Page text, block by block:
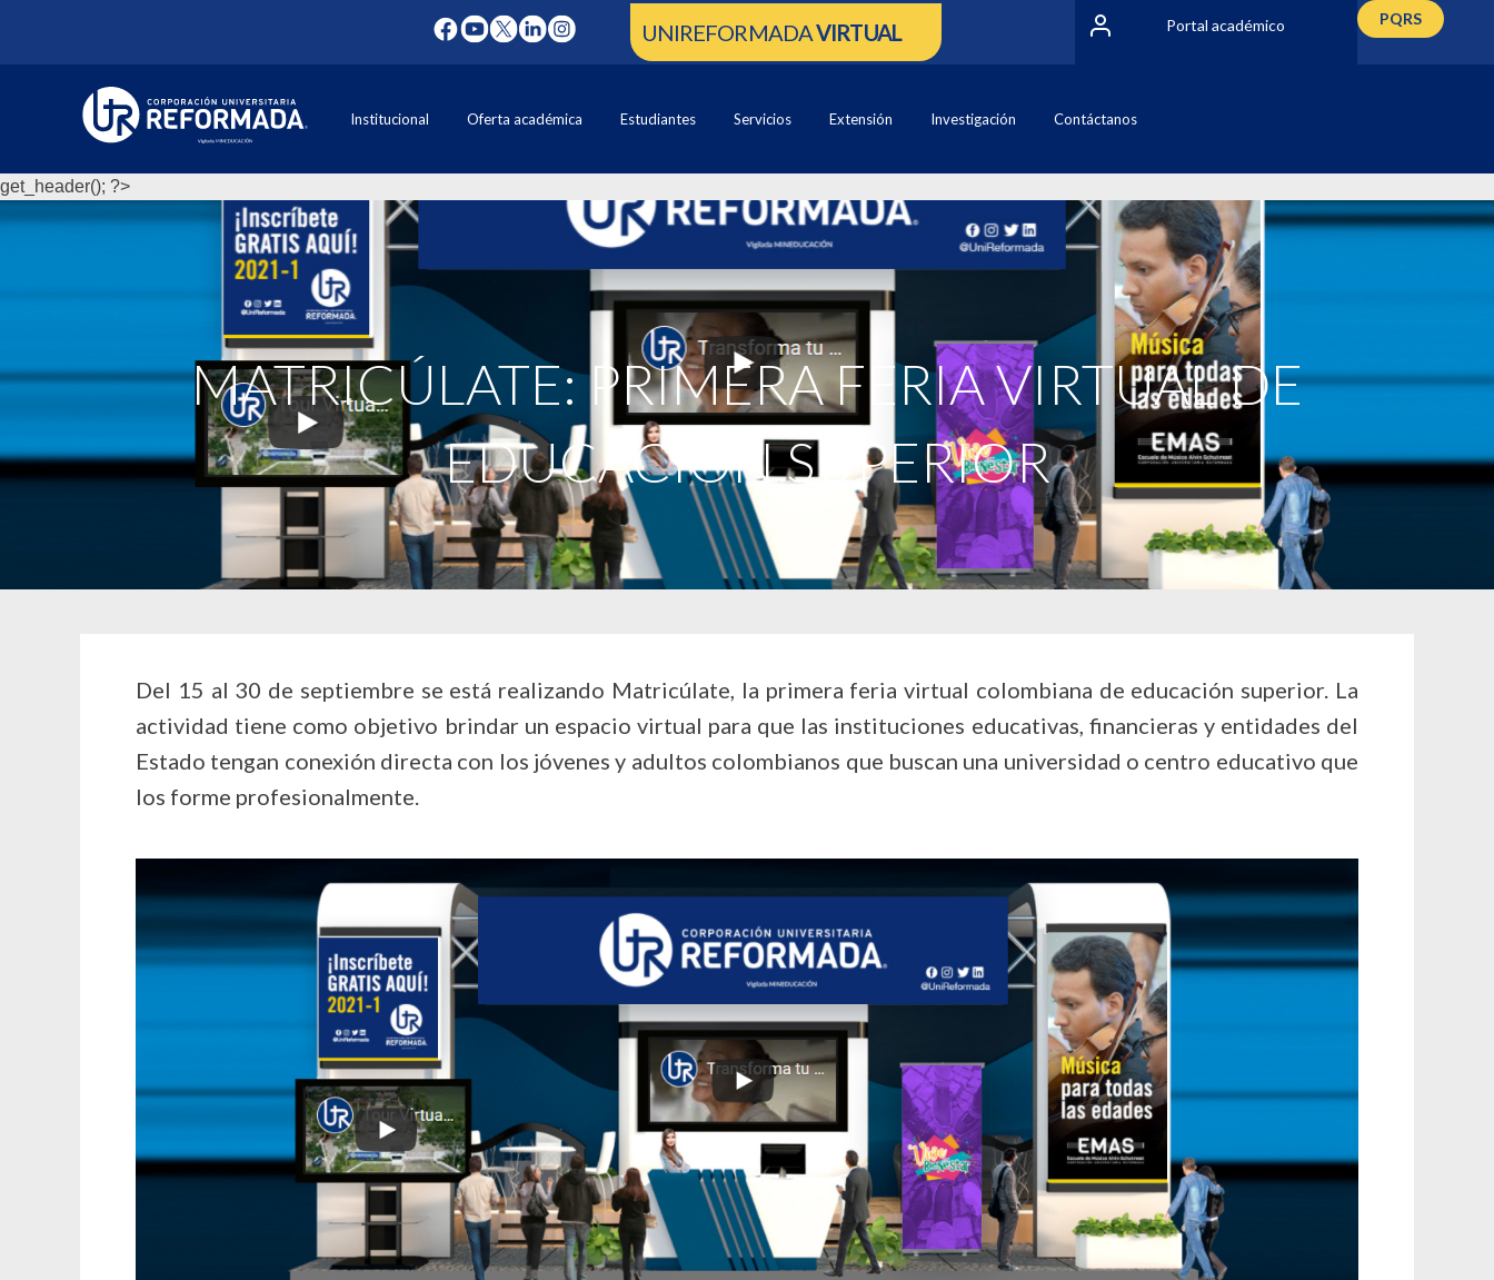
UNIREFORMADAVIRTUAL Portal académico PQRS
Institucional Oferta académica Estudiantes Servicios Extensión Investigación Contáctanos
get_header(); ?>
MATRICÚLATE: PRIMERA FERIA VIRTUAL DE
EDUCACIÓN SUPERIOR
Del 15 al 30 de septiembre se está realizando Matricúlate, la primera feria virtual colombiana de educación superior. La
actividad tiene como objetivo brindar un espacio virtual para que las instituciones educativas, financieras y entidades del
Estado tengan conexión directa con los jóvenes y adultos colombianos que buscan una universidad o centro educativo que
los forme profesionalmente.